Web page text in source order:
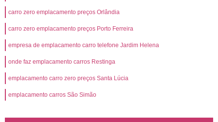
carro zero emplacamento preços Orlândia
carro zero emplacamento preços Porto Ferreira
empresa de emplacamento carro telefone Jardim Helena
onde faz emplacamento carros Restinga
emplacamento carro zero preços Santa Lúcia
emplacamento carros São Simão